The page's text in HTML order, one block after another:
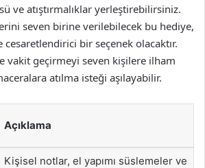
ve atıştırmalıklar yerleştirebilirsiniz.
seven birine verilebilecek bu hediye,
cesaretlendirici bir seçenek olacaktır.
vakit geçirmeyi seven kişilere ilham
atılma isteği aşılayabilir.
Açıklama
Kişisel notlar, el yapımı süslemeler ve